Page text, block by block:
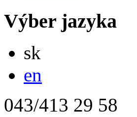
Výber jazyka
sk
en
043/413 29 58